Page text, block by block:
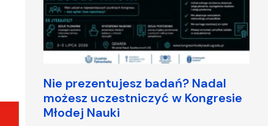
Nie prezentujesz badań? Nadal
możesz uczestniczyć w Kongresie
Młodej Nauki